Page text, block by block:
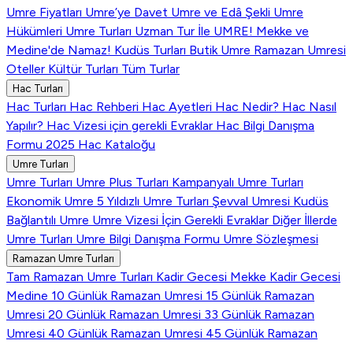
Umre Fiyatları Umre’ye Davet Umre ve Edâ Şekli Umre
Hükümleri Umre Turları Uzman Tur İle UMRE! Mekke ve
Medine'de Namaz! Kudüs Turları Butik Umre Ramazan Umresi
Oteller Kültür Turları Tüm Turlar
Hac Turları
Hac Turları Hac Rehberi Hac Ayetleri Hac Nedir? Hac Nasıl
Yapılır? Hac Vizesi için gerekli Evraklar Hac Bilgi Danışma
Formu 2025 Hac Kataloğu
Umre Turları
Umre Turları Umre Plus Turları Kampanyalı Umre Turları
Ekonomik Umre 5 Yıldızlı Umre Turları Şevval Umresi Kudüs
Bağlantılı Umre Umre Vizesi İçin Gerekli Evraklar Diğer İllerde
Umre Turları Umre Bilgi Danışma Formu Umre Sözleşmesi
Ramazan Umre Turları
Tam Ramazan Umre Turları Kadir Gecesi Mekke Kadir Gecesi
Medine 10 Günlük Ramazan Umresi 15 Günlük Ramazan
Umresi 20 Günlük Ramazan Umresi 33 Günlük Ramazan
Umresi 40 Günlük Ramazan Umresi 45 Günlük Ramazan